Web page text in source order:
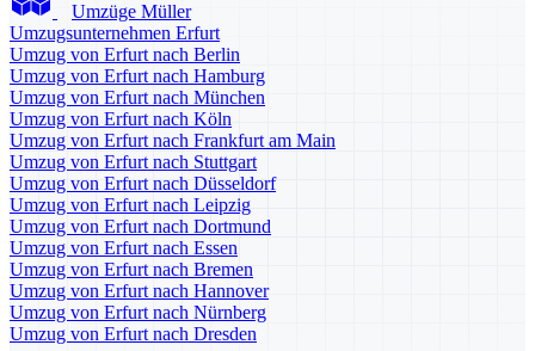
Umzüge Müller
Umzugsunternehmen Erfurt
Umzug von Erfurt nach Berlin
Umzug von Erfurt nach Hamburg
Umzug von Erfurt nach München
Umzug von Erfurt nach Köln
Umzug von Erfurt nach Frankfurt am Main
Umzug von Erfurt nach Stuttgart
Umzug von Erfurt nach Düsseldorf
Umzug von Erfurt nach Leipzig
Umzug von Erfurt nach Dortmund
Umzug von Erfurt nach Essen
Umzug von Erfurt nach Bremen
Umzug von Erfurt nach Hannover
Umzug von Erfurt nach Nürnberg
Umzug von Erfurt nach Dresden